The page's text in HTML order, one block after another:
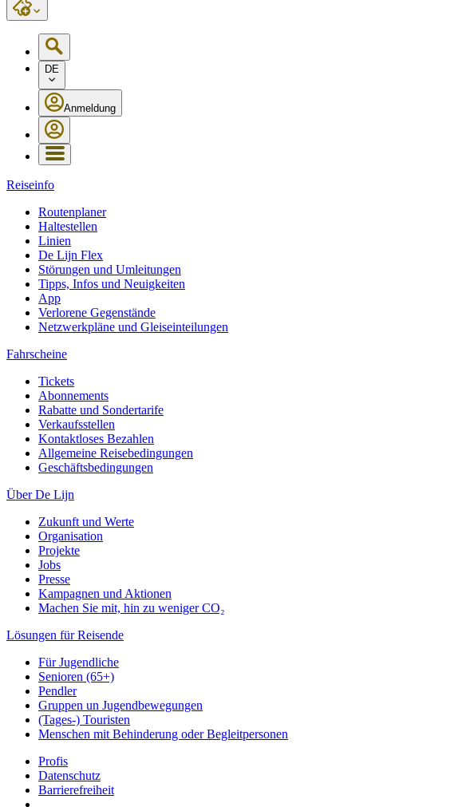
DE
Anmeldung
Reiseinfo
Routenplaner
Haltestellen
Linien
De Lijn Flex
Störungen und Umleitungen
Tipps, Infos und Neuigkeiten
App
Verlorene Gegenstände
Netzwerkpläne und Gleiseinteilungen
Fahrscheine
Tickets
Abonnements
Rabatte und Sondertarife
Verkaufsstellen
Kontaktloses Bezahlen
Allgemeine Reisebedingungen
Geschäftsbedingungen
Über De Lijn
Zukunft und Werte
Organisation
Projekte
Jobs
Presse
Kampagnen und Aktionen
Machen Sie mit, hin zu weniger CO₂
Lösungen für Reisende
Für Jugendliche
Senioren (65+)
Pendler
Gruppen un Jugendbewegungen
(Tages-) Touristen
Menschen mit Behinderung oder Begleitpersonen
Profis
Datenschutz
Barrierefreiheit